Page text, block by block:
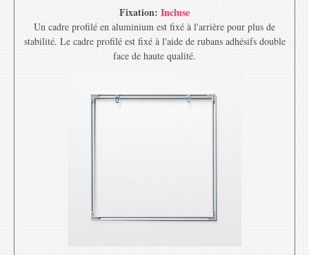
Fixation: Incluse
Un cadre profilé en aluminium est fixé à l'arrière pour plus de
stabilité. Le cadre profilé est fixé à l'aide de rubans adhésifs double
face de haute qualité.